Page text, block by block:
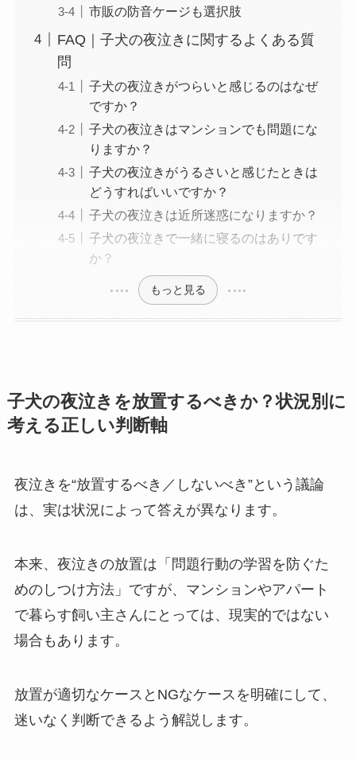
市販の防音ケージも選択肢
FAQ｜子犬の夜泣きに関するよくある質
問
子犬の夜泣きがつらいと感じるのはなぜ
ですか？
子犬の夜泣きはマンションでも問題にな
りますか？
子犬の夜泣きがうるさいと感じたときは
どうすればいいですか？
子犬の夜泣きは近所迷惑になりますか？
子犬の夜泣きで一緒に寝るのはありです
か？
もっと見る
子犬の夜泣きを放置するべきか？状況別に
考える正しい判断軸
夜泣きを“放置するべき／しないべき”という議論
は、実は状況によって答えが異なります。
本来、夜泣きの放置は「問題行動の学習を防ぐた
めのしつけ方法」ですが、マンションやアパート
で暮らす飼い主さんにとっては、現実的ではない
場合もあります。
放置が適切なケースとNGなケースを明確にして、
迷いなく判断できるよう解説します。